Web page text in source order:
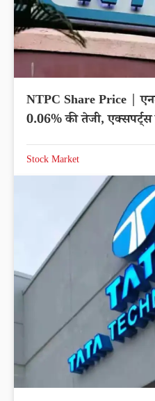
NTPC Share Price |
0.06% की तेजी,
Stock Market